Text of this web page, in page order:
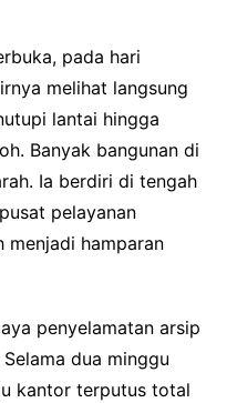
pada hari
melihat langsung
lantai hingga
Banyak bangunan di
Ia berdiri di tengah
pelayanan
menjadi hamparan
penyelamatan arsip
dua minggu
kantor terputus total